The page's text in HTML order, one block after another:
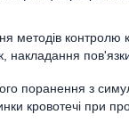
методів контролю
накладання
поранення з
кровотечі при